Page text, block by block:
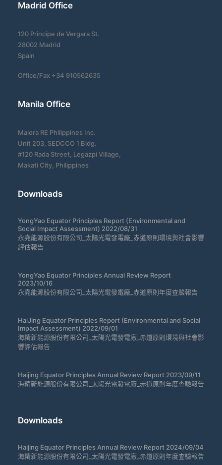
Madrid Office
120 Principe de Vergara St.
28002 Madrid
Spain
Office/Fax +34 910562635
Manila Office
Maiora RE Philippines Inc.
Unit 203, SEDCCO 1 Bldg.
#120 Rada Street, Legazpi Village,
Makati City, Philippines
Downloads
YongYao Equator Principles Report (Environmental and
Social Impact Assessment) 2022/08/31
永堯能源股份有限公司_太陽光電發電廠_赤道原則環境與社會影響
評估報告
YongYao Equator Principles Annual Review Report
2023/10/16
永堯能源股份有限公司_太陽光電發電廠_赤道原則年度查驗報告
HaiJing Equator Principles Report (Environmental and Social
Impact Assessment) 2022/09/01
海精新能源股份有限公司_太陽光電發電廠_赤道原則環境與社會影
響評估報告
Haijing Equator Principles Annual Review Report 2023/09/11
海精新能源股份有限公司_太陽光電發電廠_赤道原則年度查驗報告
Downloads
Haijing Equator Principles Annual Review Report 2024/09/04
海精新能源股份有限公司_太陽光電發電廠_赤道原則年度查驗報告